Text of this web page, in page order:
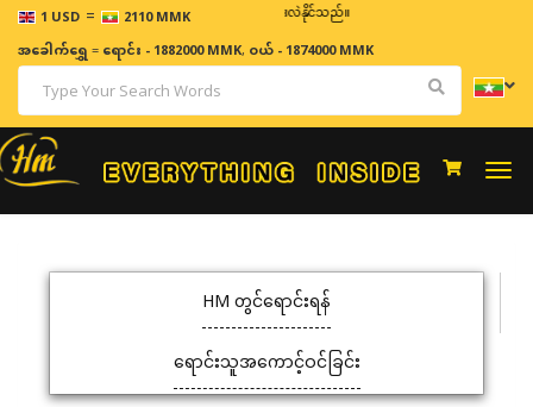
1 USD = 2110 MMK
ဈေးနှုန်းများသည် အချိန်နှင့် အမျှပြောင်းလဲနိုင်သည်။
အခေါက်ရွှေ=ရောင်း - 1882000 MMK, ဝယ် - 1874000 MMK
HM တွင်ရောင်းရန်
ရောင်းသူအကောင့်ဝင်ခြင်း